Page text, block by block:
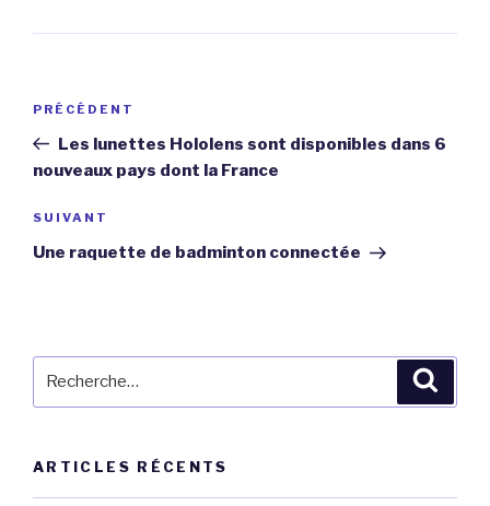
Navigation
l’article
Article
précédent
PRÉCÉDENT
Les lunettes Hololens sont disponibles dans 6
nouveaux pays dont la France
Article
suivant
SUIVANT
Une raquette de badminton connectée
ARTICLES RÉCENTS